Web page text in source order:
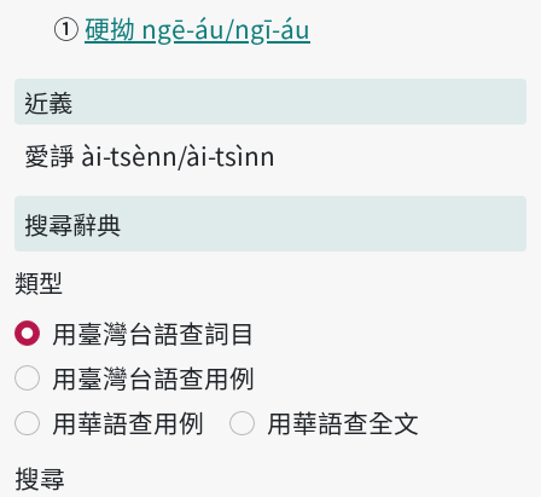
①硬拗 ngē-áu/ngī-áu
近義
愛諍 ài-tsènn/ài-tsìnn
搜尋辭典
類型
用臺灣台語查詞目
用臺灣台語查用例
用華語查用例
用華語查全文
搜尋